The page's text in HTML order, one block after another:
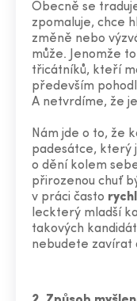
Obecně se
zpomaluje, chce
změně nebo
může. Jenomže
třicátníků, kteří
především
A netvrdíme, že
Nám jde o to, že
padesátce, který
o dění kolem
přirozenou chuť
v práci často
leckterý mladší
takových
nebudete zavírat